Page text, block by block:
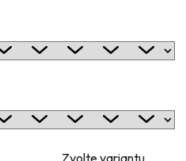
Zvolte variantu